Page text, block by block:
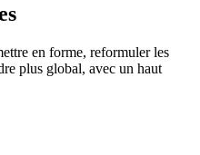
en forme, reformuler les
plus global, avec un haut